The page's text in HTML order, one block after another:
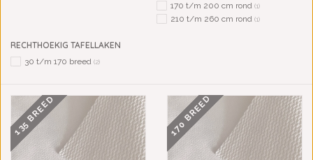
170 t/m 200 cm rond (1)
210 t/m 260 cm rond (1)
RECHTHOEKIG TAFELLAKEN
30 t/m 170 breed (2)
135 BREED 170 BREED